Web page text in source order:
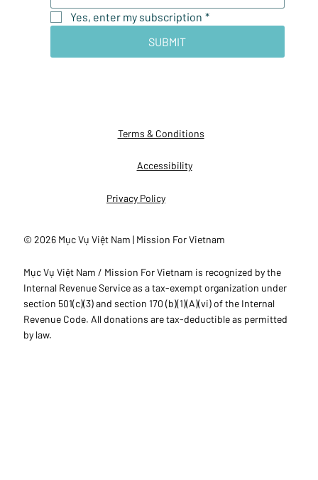
Terms & Conditions
Accessibility
Privacy Policy
© 2026 Mục Vụ Việt Nam | Mission For Vietnam
Mục Vụ Việt Nam / Mission For Vietnam is recognized by the
Internal Revenue Service as a tax-exempt organization under
section 501(c)(3) and section 170 (b)(1)(A)(vi) of the Internal
Revenue Code. All donations are tax-deductible as permitted
by law.
Yes, enter my subscription *
SUBMIT